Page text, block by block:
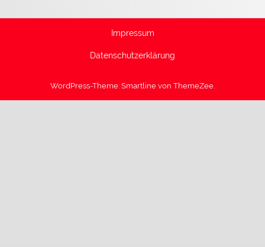
Impressum
Datenschutzerklärung
WordPress-Theme: Smartline von ThemeZee.